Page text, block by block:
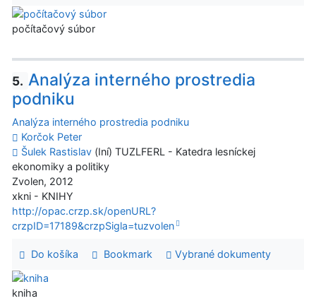
počítačový súbor
5. Analýza interného prostredia
podniku
Analýza interného prostredia podniku
Korčok Peter
Šulek Rastislav (Iní) TUZLFERL - Katedra lesníckej
ekonomiky a politiky
Zvolen, 2012
xkni - KNIHY
http://opac.crzp.sk/openURL?
crzpID=17189&crzpSigla=tuzvolen
Do košíka Bookmark Vybrané dokumenty
kniha